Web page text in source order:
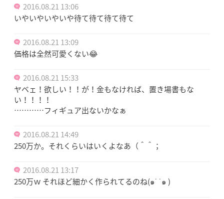
2016.08.21 13:06
いやいやいやいや待て待て待て待て
2016.08.21 13:09
価格は全然可愛くない😂
2016.08.21 15:33
ヤベェ！欲しい！！が！金もなければ、置き場書もな
い！！！！
…………フィギュア出ないかなぁ
2016.08.21 14:49
250万か。それくらいはいくよなあ（＾＾；
2016.08.21 13:17
250万ｗ それほど細かく作られてるのね(๑˙ ˙๑ )